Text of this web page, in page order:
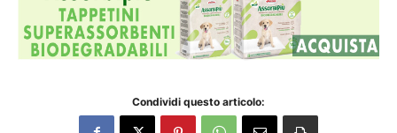
Condividi questo articolo: